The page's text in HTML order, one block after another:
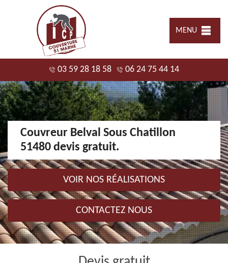
MENU
03 59 28 18 58 06 24 75 44 14
Couvreur Belval Sous Chatillon
51480 devis gratuit.
VOIR NOS RÉALISATIONS
CONTACTEZ NOUS